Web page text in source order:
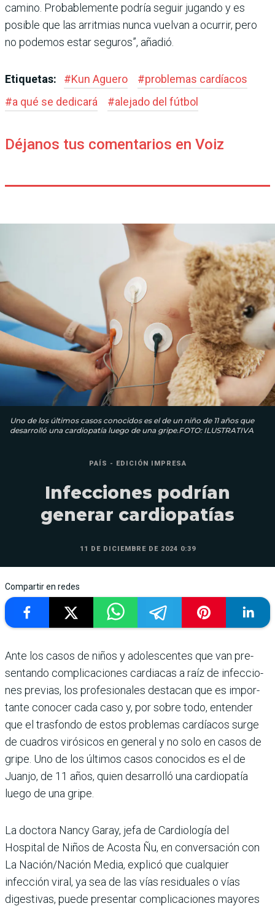
camino. Probablemente podría seguir jugando y es
posible que las arritmias nunca vuelvan a ocurrir, pero
no podemos estar seguros”, añadió.
Etiquetas: #Kun Aguero #problemas cardíacos
#a qué se dedicará #alejado del fútbol
Déjanos tus comentarios en Voiz
Uno de los últimos casos conocidos es el de un niño de 11 años que
desarrolló una cardiopatía luego de una gripe.FOTO: ILUSTRATIVA
PAÍS - EDICIÓN IMPRESA
Infecciones podrían
generar cardiopatías
11 DE DICIEMBRE DE 2024 0:39
Compartir en redes
Ante los casos de niños y adolescen­tes que van pre­
sentando complicaciones cardiacas a raíz de infeccio­
nes previas, los profesiona­les destacan que es impor­
tante conocer cada caso y, por sobre todo, entender
que el trasfondo de estos problemas cardíacos surge
de cuadros virósicos en general y no solo en casos de
gripe. Uno de los últimos casos conocidos es el de
Juanjo, de 11 años, quien desarrolló una cardiopatía
luego de una gripe.
La doctora Nancy Garay, jefa de Cardiología del
Hospital de Niños de Acosta Ñu, en conversación con
La Nación/Nación Media, explicó que cualquier
infección viral, ya sea de las vías residuales o vías
digestivas, puede pre­sentar complicaciones mayo­res